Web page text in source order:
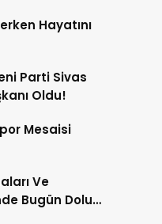
Hayatını
Parti Sivas
Oldu!
Mesaisi
Ve
Bugün Dolu